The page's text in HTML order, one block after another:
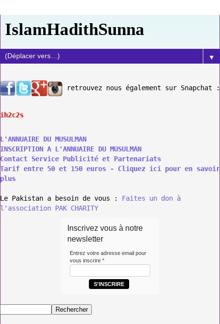
IslamHadithSunna
▼
retrouvez nous également sur Snapchat :
ih2c2s
L'ANNUAIRE DU MUSULMAN
INSCRIPTION A L'ANNUAIRE DU MUSULMAN
Contact Service Publicité et Partenariats
Tarif entre 50 et 150 euros - Cliquez ici pour en savoir
plus
Le Pakistan a besoin de vous : Faites un don à
l'association PAK CHARITY
Inscrivez vous à notre
newsletter
Entrez votre adresse email pour
vous inscrire *
S'INSCRIRE